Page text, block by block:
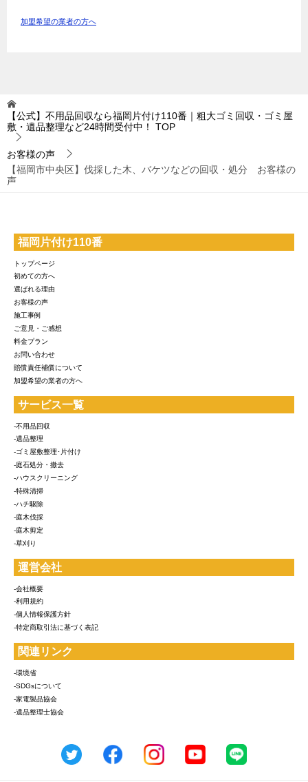
加盟希望の業者の方へ
【公式】不用品回収なら福岡片付け110番｜粗大ゴミ回収・ゴミ屋
敷・遺品整理など24時間受付中！
TOP
お客様の声
【福岡市中央区】伐採した木、バケツなどの回収・処分 お客様の
声
福岡片付け110番
トップページ
初めての方へ
選ばれる理由
お客様の声
施工事例
ご意見・ご感想
料金プラン
お問い合わせ
賠償責任補償について
加盟希望の業者の方へ
サービス一覧
-不用品回収
-遺品整理
-ゴミ屋敷整理･片付け
-庭石処分・撤去
-ハウスクリーニング
-特殊清掃
-ハチ駆除
-庭木伐採
-庭木剪定
-草刈り
運営会社
-会社概要
-利用規約
-個人情報保護方針
-特定商取引法に基づく表記
関連リンク
-環境省
-SDGsについて
-家電製品協会
-遺品整理士協会